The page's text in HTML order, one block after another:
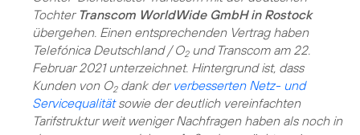
Tochter Transcom WorldWide GmbH in Rostock
übergehen. Einen entsprechenden Vertrag haben
Telefónica Deutschland / O2und Transcom am 22.
Februar 2021 unterzeichnet. Hintergrund ist, dass
Kunden von O2dank der verbesserten Netz- und
Servicequalitätsowie der deutlich vereinfachten
Tarifstruktur weit weniger Nachfragen haben als noch in